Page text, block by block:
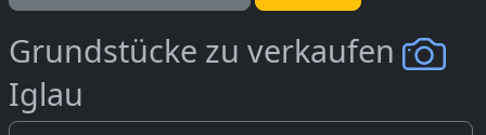
Grundstücke zu verkaufen
Iglau